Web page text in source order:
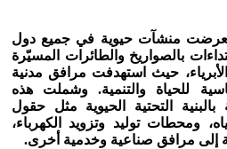
منشآت حيوية في جميع دول
بالصواريخ والطائرات المسيّرة
حيث استهدفت مرافق مدنية
للحياة والتنمية. وشملت هذه
التحتية الحيوية مثل حقول
ومحطات توليد وتزويد الكهرباء،
إلى مرافق صناعية وخدمية أخرى.